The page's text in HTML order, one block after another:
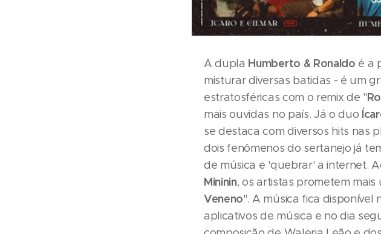
A dupla Humberto & Ronaldo é a
misturar diversas batidas - é um
estratosféricas com o remix de "
mais ouvidas no país. Já o duo
se destaca com diversos hits nas
dois fenômenos do sertanejo já
de música e 'quebrar' a internet.
Mininin, os artistas prometem
Veneno". A música fica disponível
aplicativos de música e no dia